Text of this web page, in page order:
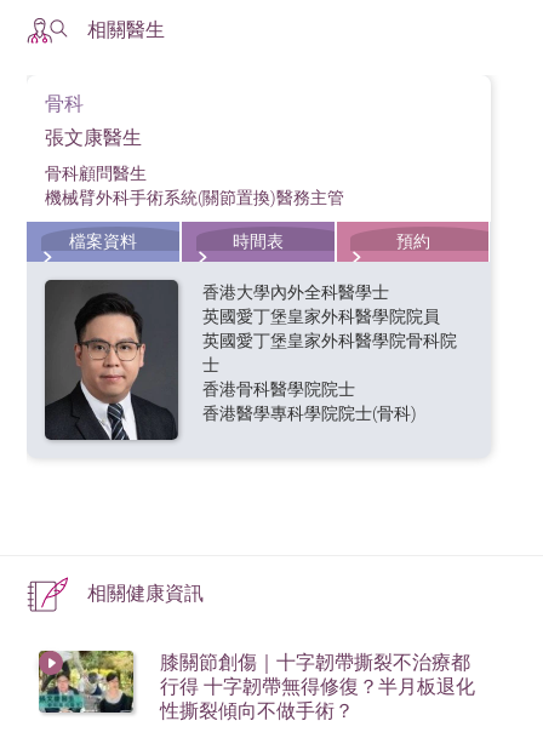
科手術系統(關節置換)醫務主管張文康醫生撰寫
科手術系統(關節置換)醫務主管張文康醫生撰寫
很多病人認為，自己已經有膝關節退化及勞損，繼續做
運動會否加速勞損及退化呢？究竟應該多做運動，抑或
減少活動去保護關節？答案是應該繼續做運動,，甚至應
該加強訓練。事實上，膝關節及下肢缺乏運動會令肌肉
流失。如果肌肉出現萎縮，便不能支撐關節，令到關節
不穩定，令軟骨及相關軟組織所承受的壓力增加，這樣
會進一步加劇退化。簡單來說，就是越少郁動反而越
文章由香港港安醫院—司徒拔道骨科顧問醫生張文康醫生
撰寫
肌肉伸展運動又稱為拉筋運動，這動作有助改善肌肉以
見的拉筋運動包括大腿後肌肉伸展運動: 病人坐在床邊，
左右腳輪流放在床上，保持腰背挺直和盡量伸直膝關
節，然後雙手向腳尖伸前，以及將膝關節向下施壓，直
至感受到大腿後及膝關節後有拉緊感覺，維持10秒後放
鬆。由於很多膝關節退化的病人會有膝關節不能完全伸
直的僵硬情況，同時感覺大腿或膝關節後方經常抽筋或
者不適。這種訓練可以改善大腿後肌肉跟腱的柔韌性，
以及治療膝關節不能伸直的問題。
人亦可選擇坐着進行訓練，同樣於足踝關節綁上約一至
對於比較年輕的患者，又或者膝關節退化沒有那麼嚴重
的病人，便可以進行比較進階的高強度訓練，我們下一
次再詳談。
地板平行，然後將右腿抬離地板，左膝屈曲，將臀部向
後推，並盡可能蹲低身體，並保持姿勢不動。然後再將
曲膝橋式
這個動作可幫助強化臀部肌肉，增強臀部肌力，減少膝
關節負荷。可先背部躺平在墊上，雙腿屈曲，雙手放在
身體兩旁，手掌向下，之後提起腰部，直至膝蓋、腰和
膊頭成一直線，收緊腹肌。靜止2-3秒，然後慢慢將腰部
放下。
指COX-2抑制劑對心血管疾病的風險有所增加。醫生選用
另外一個選擇便是外用消炎止痛藥，例如止痛藥膏，黏
貼式藥物等外用藥品。 利用外用藥物的止痛效果一般沒
有口服那麼有效，但因為是透過皮膚吸收藥物，可以減
少相關副作用。使用時需要注意皮膚是否有過敏反應，
如果發癢、發紅，就不能繼續使用，而且使用外用藥物
的時候不要同時使用口服藥物，否則就會有藥物過量的
風險。
1. Miceli-Richard C, Le Bars M, Schmidely N, Dougados
M. Paracetamol in osteoarthritis of the knee. Ann Rheum
儘管許多人認為傳統醫生會忽視他們對補充劑的興趣，
開放態度，故一般建議患者可嘗試服食幾個月至半年，
如不見效便可考慮停用，而且要注意不要忽略運動及肌
肉訓練的重要性，應該同步進行，效果才可以事半功
倍。近年來有不少新型的補充藥物引入香港，例如骨膠
原補充劑，我相信需要一些大型研究才可證實這些新型
藥物的效用。
除了口服補充劑以外，另一種十分受病人留意的藥物便
是各種類型的注射治療。下一期會與大家探討。
交聯的透明質酸，只需注射一次，比較方便，價錢也相
對比較昂貴。
至於成效方面，引用香港大學發表於《香港醫學雜誌》
的研究，在 2010 年 10 月至 2012 年 5 月期間，向 95 名
平均年齡為 62 歲，在公立醫院求診的膝關節退化患者注
射透明質酸。患者在注射前的平均疼痛評分為60分（100
分為最痛），注射6星期後評分減為40分，但1年後回升
至50分左右。由此可總結，使用此針劑是安全的，亦有
效將關節的痛楚減低，但有效期則最長維持一年（臨床
上可維持平均6至9個月）。
的半月板原本是健康正常的，當患者扭傷之時，扭傷的
裂。這種傷患亦往往與其他膝部創傷一併出現，例如前
十字韌帶撕裂和副韌帶撕裂等。
處理創傷性半月板撕裂時，如半月板嚴重撕裂，醫生會
傾向考慮選用手術方案。一般選用微創關節鏡手術進行
半月板修補。原因是這類患者的半月板原本是健康正常
的，纖維質素良好，修補後能癒合的機會比較高，此
外，有效修補半月板能預防膝蓋將來退化。可是文章一
開始所講的例子，屬於另一種半月板撕裂 ─ 退化性撕
裂，它的處理方案跟創傷性撕裂有大分別。
義，這是因膝關節退化引起的半月板撕裂，多在50歲以
中一個過程，隨着年紀增長，半月板組織老化使其質素
變差，因此可在輕微的低能量下受傷（例如在平地跣
到、上落樓梯踏錯腳、小型扭傷等等），甚至在沒受傷
情況下，也使到半月板出現撕裂。撕裂原因就是因半月
板自己老化所致。根據醫學研究指出，接近一半有退化
性半月板撕裂的病人，其實均沒有症狀的，只是在檢查
中發現。
由於半月板撕裂原因屬半月板組織老化，所以即使醫生
以關節鏡手術進行半月板修補，修補後組織撕裂癒合機
會比較低，而且有再次出現撕裂的機會，或在其他位置
以利用微創膝關節鏡手術，將引起阻塞及已經損壞的半
此外，陳女士的手術沒明顯效果另外一個重要原因，她
的膝關節痛楚不一定主要由半月板撕裂引起，因此半月
板手術不能有效減少痛楚；為什麼會這樣？
如之前所說，退化性半月板撕裂是因為半月板老化引
起；在這些病人中，除了半月板撕裂，很多時候其他位
置已經有早期退化，例如軟骨磨蝕，以及韌帶或軟組織
發炎。可以說，半月板撕裂其實只是整個膝關節退化病
變其中一部分，而並非唯一出現問題的地方；因此，如
果只針對半月板進行治療或手術，對於整個已開始退化
的膝關節來說，可以說作用有限。據多項大型研究指
出，對於退化性撕裂，半月板修補術或半月板部分切除
織或肌腱韌帶，以促進軟組織或骨骼損傷的癒合。
對於PRP的使用和治療效果，醫學界還未有非常確切的
定論。於全球醫學界，關於PRP亦有許多不同的研究報
告，有不少研究指出，PRP在一些軟組織的受傷與病
變，尤其跟腱發炎，能有效減少病人痛楚。所以在骨科
領域之中，最常使用PRP注射治療的就包括肌肉和韌帶
損傷、肱骨外上髁炎（網球肘）、阿基里斯跟腱炎等等
軟組織病變，或者作為一個輔助治療，在軟組織受傷或
撕裂的修補手術（例如阿基里斯跟腱撕裂、半月板撕
裂）之後，透過在修補位置注射PRP，可以加速軟組織
復原過程。可是，同時亦有不少研究指出，PRP治療並
沒明顯的臨床效果。筆者相信，關於PRP的應用，還需
於PRP應用在關節退化的治療，也有一些新進展，下期
續談。
的治療，所以與傳統PRP比較，APS對於膝關節退化治療
我們的關節內，存在能抑制炎症的抗炎因子優質蛋白，
同時存在助炎因子的劣質蛋白，優質蛋白會阻止劣質蛋
白發揮作用，以改善關節內容易產生軟骨損傷的平衡環
境。APS溶液的成份主要是高濃度、可抑制炎症的優質蛋
白，以及保護軟骨的代謝生長因子，將富含優質蛋白的
APS注射到劣質蛋白過多的關節內，通過調節蛋白平衡，
抑制炎症緩解疼痛以抑制軟骨變性、治療損傷。
和一般PRP一樣，治療過程主要是從病人身上提取血
液，之後利用離心機分離、分開血液各種成份，之後再
經過濃縮加工，製作成APS溶液，之後精準注射至膝關節
腔內。
是，APS對於早期及中期退化性關節炎患者疼痛緩解效果
更顯著，但對於軟骨嚴重磨損、關節已變形的晚期患者
效果有限。
和一般PRP一樣，由於APS是一種比較新的治療方案，長
遠仍然需要更多大型臨床研究數據，才可以對這些療法
相關醫生
骨科
張文康醫生
骨科顧問醫生
機械臂外科手術系統(關節置換)醫務主管
檔案資料 時間表 預約
香港大學內外全科醫學士
英國愛丁堡皇家外科醫學院院員
英國愛丁堡皇家外科醫學院骨科院
士
香港骨科醫學院院士
香港醫學專科學院院士(骨科)
相關健康資訊
膝關節創傷｜十字韌帶撕裂不治療都
行得 十字韌帶無得修復？半月板退化
性撕裂傾向不做手術？